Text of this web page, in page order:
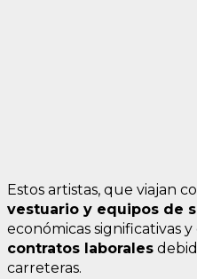
Estos artistas, que viajan
vestuario y equipos de
económicas significativas
contratos laborales
carreteras.